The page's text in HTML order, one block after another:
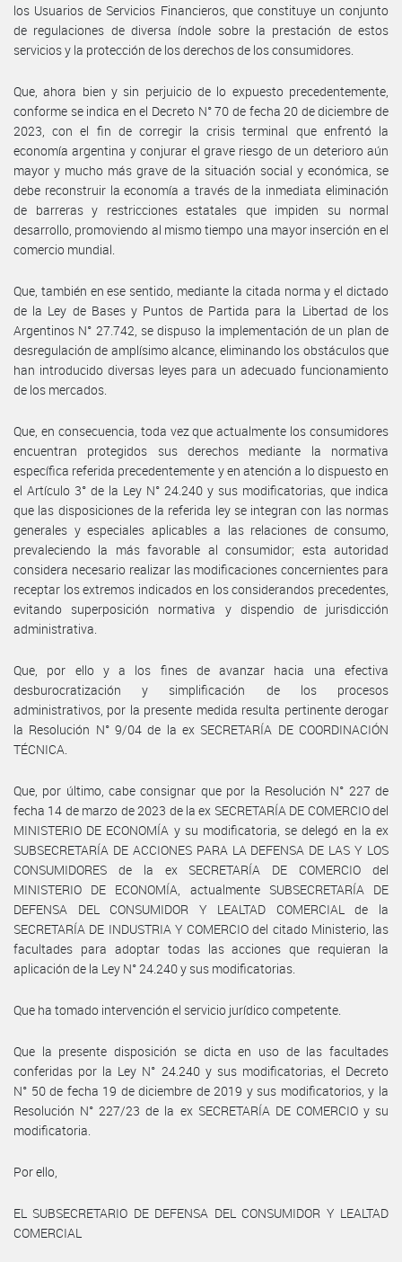
los Usuarios de Servicios Financieros, que constituye un conjunto
de regulaciones de diversa índole sobre la prestación de estos
servicios y la protección de los derechos de los consumidores.
Que, ahora bien y sin perjuicio de lo expuesto precedentemente,
conforme se indica en el Decreto N° 70 de fecha 20 de diciembre de
2023, con el fin de corregir la crisis terminal que enfrentó la
economía argentina y conjurar el grave riesgo de un deterioro aún
mayor y mucho más grave de la situación social y económica, se
debe reconstruir la economía a través de la inmediata eliminación
de barreras y restricciones estatales que impiden su normal
desarrollo, promoviendo al mismo tiempo una mayor inserción en el
comercio mundial.
Que, también en ese sentido, mediante la citada norma y el dictado
de la Ley de Bases y Puntos de Partida para la Libertad de los
Argentinos N° 27.742, se dispuso la implementación de un plan de
desregulación de amplísimo alcance, eliminando los obstáculos que
han introducido diversas leyes para un adecuado funcionamiento
de los mercados.
Que, en consecuencia, toda vez que actualmente los consumidores
encuentran protegidos sus derechos mediante la normativa
específica referida precedentemente y en atención a lo dispuesto en
el Artículo 3° de la Ley N° 24.240 y sus modificatorias, que indica
que las disposiciones de la referida ley se integran con las normas
generales y especiales aplicables a las relaciones de consumo,
prevaleciendo la más favorable al consumidor; esta autoridad
considera necesario realizar las modificaciones concernientes para
receptar los extremos indicados en los considerandos precedentes,
evitando superposición normativa y dispendio de jurisdicción
administrativa.
Que, por ello y a los fines de avanzar hacia una efectiva
desburocratización y simplificación de los procesos
administrativos, por la presente medida resulta pertinente derogar
la Resolución N° 9/04 de la ex SECRETARÍA DE COORDINACIÓN
TÉCNICA.
Que, por último, cabe consignar que por la Resolución N° 227 de
fecha 14 de marzo de 2023 de la ex SECRETARÍA DE COMERCIO del
MINISTERIO DE ECONOMÍA y su modificatoria, se delegó en la ex
SUBSECRETARÍA DE ACCIONES PARA LA DEFENSA DE LAS Y LOS
CONSUMIDORES de la ex SECRETARÍA DE COMERCIO del
MINISTERIO DE ECONOMÍA, actualmente SUBSECRETARÍA DE
DEFENSA DEL CONSUMIDOR Y LEALTAD COMERCIAL de la
SECRETARÍA DE INDUSTRIA Y COMERCIO del citado Ministerio, las
facultades para adoptar todas las acciones que requieran la
aplicación de la Ley N° 24.240 y sus modificatorias.
Que ha tomado intervención el servicio jurídico competente.
Que la presente disposición se dicta en uso de las facultades
conferidas por la Ley N° 24.240 y sus modificatorias, el Decreto
N° 50 de fecha 19 de diciembre de 2019 y sus modificatorios, y la
Resolución N° 227/23 de la ex SECRETARÍA DE COMERCIO y su
modificatoria.
Por ello,
EL SUBSECRETARIO DE DEFENSA DEL CONSUMIDOR Y LEALTAD
COMERCIAL